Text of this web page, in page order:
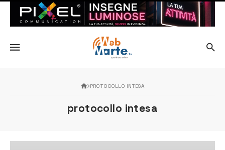
PROTOCOLLO INTESA
protocollo intesa